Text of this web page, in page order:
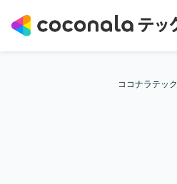
ココナラテック